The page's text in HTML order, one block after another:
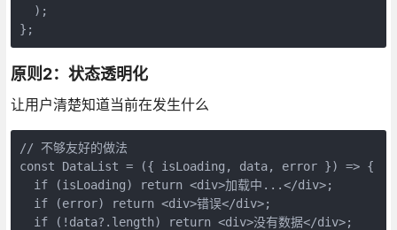
  );
};
原则2：状态透明化
让用户清楚知道当前在发生什么
// 不够友好的做法
const DataList = ({ isLoading, data, error }) => {
  if (isLoading) return <div>加载中...</div>;
  if (error) return <div>错误</div>;
  if (!data?.length) return <div>没有数据</div>;